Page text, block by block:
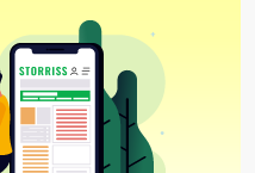
друзям і
військовий пілот!
той віддав наказ своєму
а сам намагався
зони, вважав його